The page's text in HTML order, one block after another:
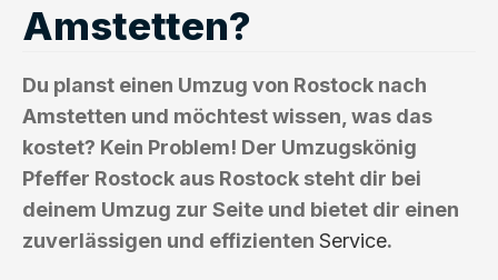
Amstetten?
Du planst einen Umzug von Rostock nach
Amstetten und möchtest wissen, was das
kostet? Kein Problem! Der Umzugskönig
Pfeffer Rostock aus Rostock steht dir bei
deinem Umzug zur Seite und bietet dir einen
zuverlässigen und effizienten Service.